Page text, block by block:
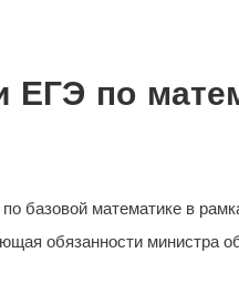
ЕГЭ по
базовой математике в
обязанности министра